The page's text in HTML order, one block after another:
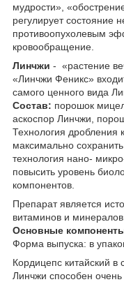
мудрости»,
регулирует состояние
противоопухолевым
кровообращение.
Линчжи - «растение
«Линчжи Феникс»
самого ценного вида
Состав: порошок
аскоспор Линчжи,
Технология дробления
максимально
технология нано-
повысить уровень
компонентов.
Препарат является
витаминов и минералов.
Основные
Форма выпуска: в
Кордицепс китайский в
Линчжи способен